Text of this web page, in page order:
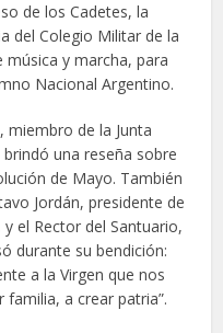
de los Cadetes, la
del Colegio Militar de la
música y marcha, para
Nacional Argentino.
miembro de la Junta
una reseña sobre
de Mayo. También
Jordán, presidente de
el Rector del Santuario,
durante su bendición:
a la Virgen que nos
a crear patria”.